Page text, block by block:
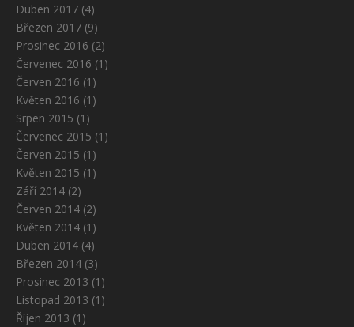
Duben 2017 (4)
Březen 2017 (9)
Prosinec 2016 (2)
Červenec 2016 (1)
Červen 2016 (1)
Květen 2016 (1)
Srpen 2015 (1)
Červenec 2015 (1)
Červen 2015 (1)
Květen 2015 (1)
Září 2014 (2)
Červen 2014 (2)
Květen 2014 (1)
Duben 2014 (4)
Březen 2014 (3)
Prosinec 2013 (1)
Listopad 2013 (1)
Říjen 2013 (1)